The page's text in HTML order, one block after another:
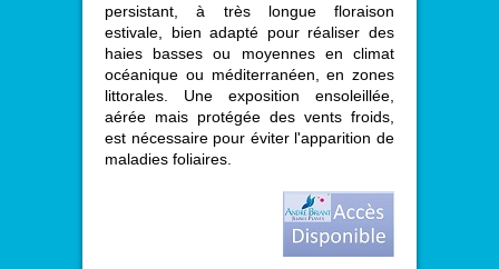
persistant, à très longue floraison
estivale, bien adapté pour réaliser des
haies basses ou moyennes en climat
océanique ou méditerranéen, en zones
littorales. Une exposition ensoleillée,
aérée mais protégée des vents froids,
est nécessaire pour éviter l'apparition de
maladies foliaires.